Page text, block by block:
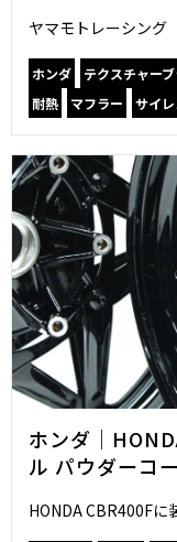
ヤマモトレーシン
ホンダ テクスチャー
耐熱
マフラー サイ
ホンダ｜
ル パウダーコ
HONDA CBR400F